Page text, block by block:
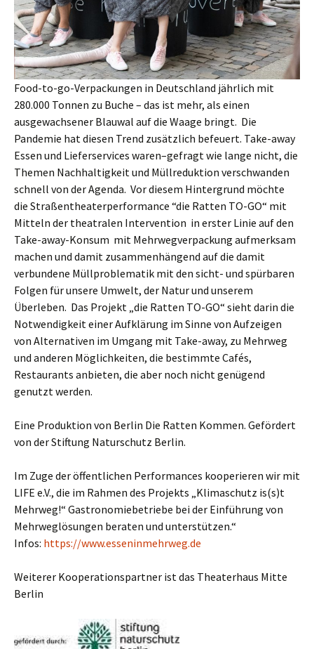
Food-to-go-Verpackungen in Deutschland jährlich mit
280.000 Tonnen zu Buche – das ist mehr, als einen
ausgewachsener Blauwal auf die Waage bringt. Die
Pandemie hat diesen Trend zusätzlich befeuert. Take-away
Essen und Lieferservices waren–gefragt wie lange nicht, die
Themen Nachhaltigkeit und Müllreduktion verschwanden
schnell von der Agenda. Vor diesem Hintergrund möchte
die Straßentheaterperformance “die Ratten TO-GO“ mit
Mitteln der theatralen Intervention in erster Linie auf den
Take-away-Konsum mit Mehrwegverpackung aufmerksam
machen und damit zusammenhängend auf die damit
verbundene Müllproblematik mit den sicht- und spürbaren
Folgen für unsere Umwelt, der Natur und unserem
Überleben. Das Projekt „die Ratten TO-GO“ sieht darin die
Notwendigkeit einer Aufklärung im Sinne von Aufzeigen
von Alternativen im Umgang mit Take-away, zu Mehrweg
und anderen Möglichkeiten, die bestimmte Cafés,
Restaurants anbieten, die aber noch nicht genügend
genutzt werden.
Eine Produktion von Berlin Die Ratten Kommen. Gefördert
von der Stiftung Naturschutz Berlin.
Im Zuge der öffentlichen Performances kooperieren wir mit
LIFE e.V., die im Rahmen des Projekts „Klimaschutz is(s)t
Mehrweg!“ Gastronomiebetriebe bei der Einführung von
Mehrweglösungen beraten und unterstützen.“
Infos: https://www.esseninmehrweg.de
Weiterer Kooperationspartner ist das Theaterhaus Mitte
Berlin